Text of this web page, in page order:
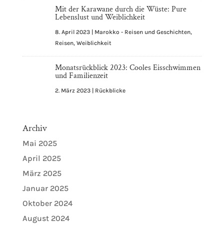
Mit der Karawane durch die Wüste: Pure
Lebenslust und Weiblichkeit
8. April 2023| Marokko - Reisen und Geschichten,
Reisen, Weiblichkeit
Monatsrückblick 2023: Cooles Eisschwimmen
und Familienzeit
2. März 2023| Rückblicke
Archiv
Mai 2025
April 2025
März 2025
Januar 2025
Oktober 2024
August 2024